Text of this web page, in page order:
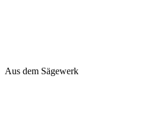
Aus dem Sägewerk